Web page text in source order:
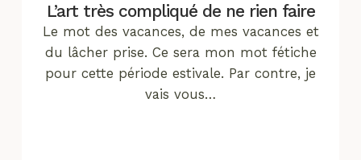
L’art très compliqué de ne rien faire
Le mot des vacances, de mes vacances et
du lâcher prise. Ce sera mon mot fétiche
pour cette période estivale. Par contre, je
vais vous…